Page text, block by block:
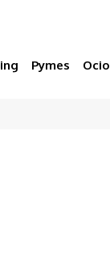
Pymes Ocio